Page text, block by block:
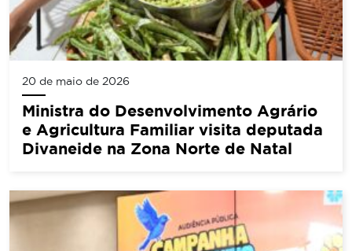
20 de maio de 2026
Ministra do Desenvolvimento Agrário
e Agricultura Familiar visita deputada
Divaneide na Zona Norte de Natal